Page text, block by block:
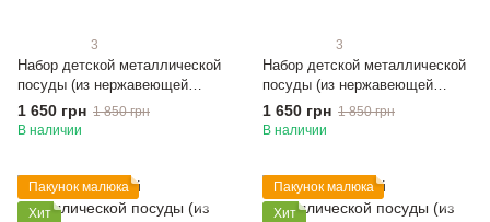
3
Набор детской металлической
посуды (из нержавеющей
стали) и силикона на присоске
для прикорма (5 позиций),
1 650 грн 1 850 грн
В наличии
3
Набор детской металлической
посуды (из нержавеющей
стали) и силикона на присоске
для прикорма (5 позиций),
1 650 грн 1 850 грн
В наличии
Пакунок малюка
Хит
Пакунок малюка
Хит